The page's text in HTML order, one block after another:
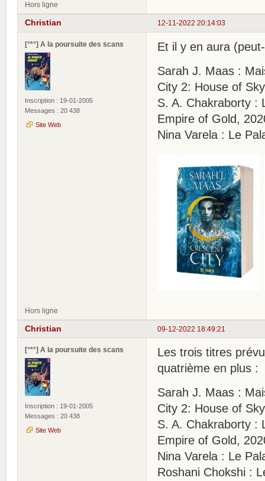
Hors ligne
12-11-2022 20:14:03
Christian
[°*°] A la poursuite des scans
Inscription : 19-01-2005
Messages : 20 438
Site Web
Et il y en aura
Sarah J. Maas :
City 2: House of
S. A. Chakraborty :
Empire of Gold,
Nina Varela : Le
Hors ligne
09-12-2022 18:49:21
Christian
[°*°] A la poursuite des scans
Inscription : 19-01-2005
Messages : 20 438
Site Web
Les trois titres
quatrième en plus :
Sarah J. Maas :
City 2: House of
S. A. Chakraborty :
Empire of Gold,
Nina Varela : Le
Roshani Chokshi :